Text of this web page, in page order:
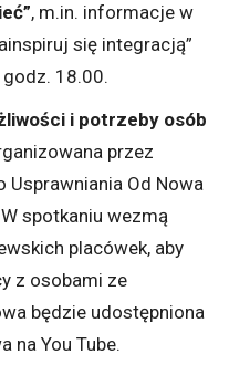
, m.in. informacje w
się integracją”
18.00.
i potrzeby osób
przez
Usprawniania Od Nowa
spotkaniu wezmą
placówek, aby
z osobami ze
będzie udostępniona
na You Tube.